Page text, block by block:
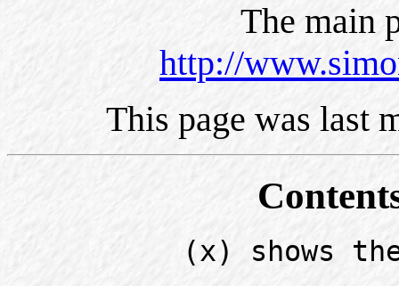
The main
http://
This page was last
(x) shows